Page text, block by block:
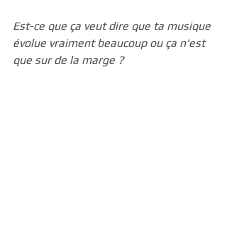
Est-ce que ça veut dire que ta musique
évolue vraiment beaucoup ou ça n'est
que sur de la marge ?